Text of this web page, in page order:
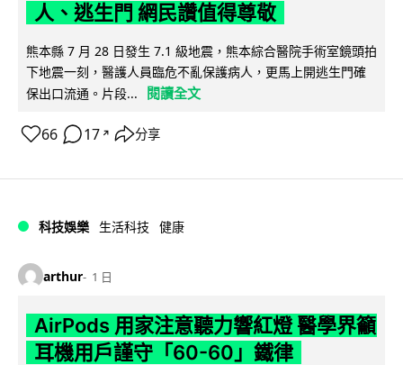
人、逃生門 網民讚值得尊敬
熊本縣 7 月 28 日發生 7.1 級地震，熊本綜合醫院手術室鏡頭拍
下地震一刻，醫護人員臨危不亂保護病人，更馬上開逃生門確
保出口流通。片段...
閱讀全文
66 17 ↗ 分享
科技娛樂 生活科技 健康
arthur 1 日
AirPods 用家注意聽力響紅燈 醫學界籲
耳機用戶謹守「60-60」鐵律